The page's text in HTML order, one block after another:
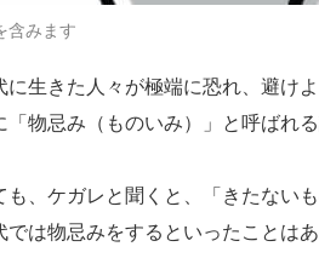
含みます
生きた人々が極端に恐れ、避け
物忌み（ものいみ）」と呼ばれ
、ケガレと聞くと、「きたない
は物忌みをするといったことはあ